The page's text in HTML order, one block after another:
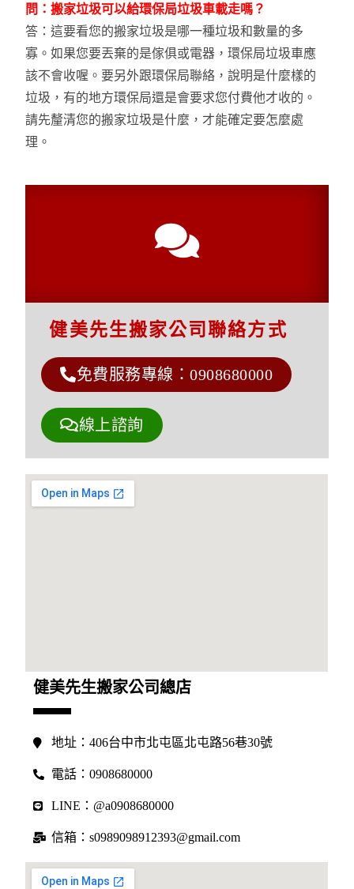
問：搬家垃圾可以給環保局垃圾車載走嗎？
答：這要看您的搬家垃圾是哪一種垃圾和數量的多
寡。如果您要丟棄的是傢俱或電器，環保局垃圾車應
該不會收喔。要另外跟環保局聯絡，說明是什麼樣的
垃圾，有的地方環保局還是會要求您付費他才收的。
請先釐清您的搬家垃圾是什麼，才能確定要怎麼處
理。
健美先生搬家公司聯絡方式
免費服務專線：0908680000
線上諮詢
健美先生搬家公司總店
地址：406台中市北屯區北屯路56巷30號
電話：0908680000
LINE：@a0908680000
信箱：s0989098912393@gmail.com